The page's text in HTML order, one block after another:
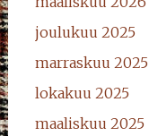
joulukuu 2025
marraskuu 2025
lokakuu 2025
maaliskuu 2025